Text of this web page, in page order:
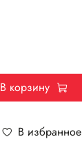
В избранное
В корзину